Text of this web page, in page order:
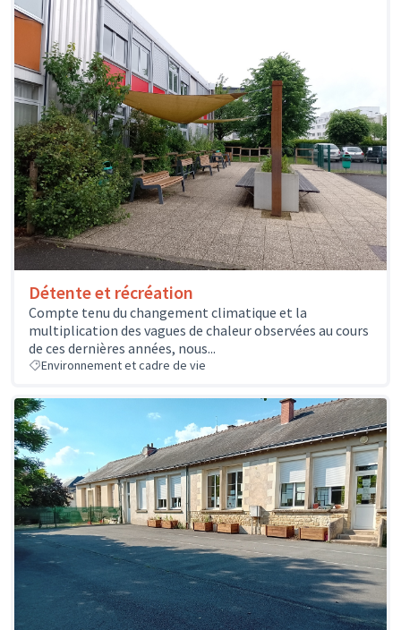
Détente et récréation
Compte tenu du changement climatique et la
multiplication des vagues de chaleur observées au cours
de ces dernières années, nous...
Environnement et cadre de vie